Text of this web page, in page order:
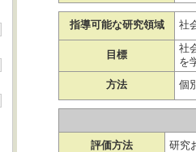
指導可能な研究領域 社
目標
社
を
方法
個
評価方法 研究